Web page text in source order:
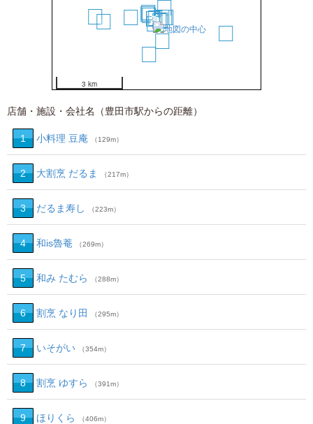
1
2
3 4
56
7 8
9
10
11 12
13
18
19
3 km
店舗・施設・会社名（豊田市駅からの距離）
1 小料理 豆庵 （129m）
2 大割烹 だるま （217m）
3 だるま寿し （223m）
4 和is魯菴 （269m）
5 和み たむら （288m）
6 割烹 なり田 （295m）
7 いそがい （354m）
8 割烹 ゆすら （391m）
9 ほりくら （406m）